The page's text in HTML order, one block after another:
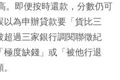
。即便按時還款，分數仍可
為申辦貸款要「貨比三
過三家銀行調閱聯徵紀
度缺錢」或「被他行退